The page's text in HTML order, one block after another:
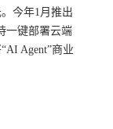
今年1月推出
一键部署云端
Agent”商业